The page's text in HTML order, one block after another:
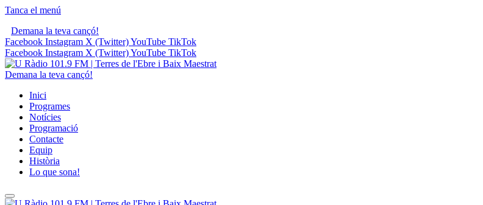
Tanca el menú
Demana la teva cançó!
Facebook Instagram X (Twitter)YouTube TikTok
Facebook Instagram X (Twitter)YouTube TikTok
Demana la teva cançó!
Inici
Programes
Notícies
Programació
Contacte
Equip
Història
Lo que sona!